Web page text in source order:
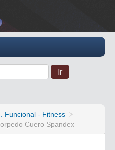
Funcional - Fitness
Cuero Spandex